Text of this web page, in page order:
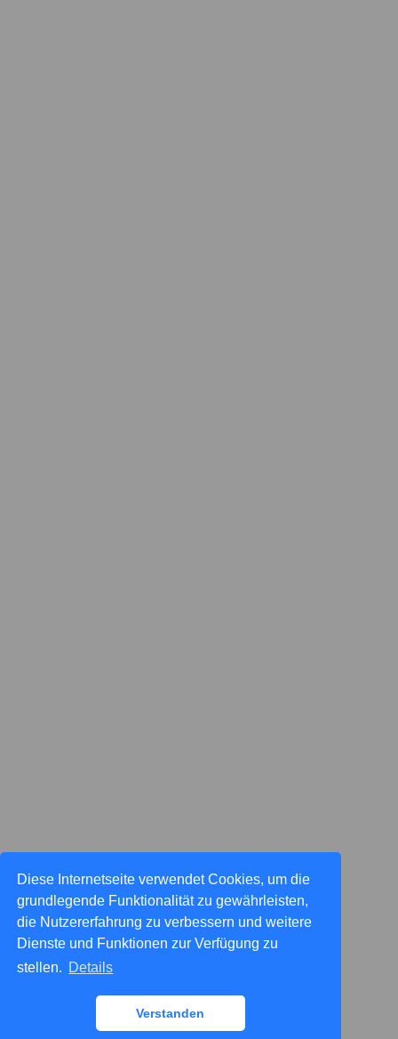
Diese Internetseite verwendet Cookies, um die
grundlegende Funktionalität zu gewährleisten,
die Nutzererfahrung zu verbessern und weitere
Dienste und Funktionen zur Verfügung zu
stellen. Details
Verstanden